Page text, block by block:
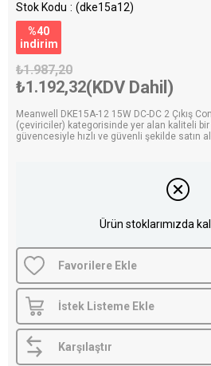
Stok Kodu
(dke15a12)
%40
i̇ndirim
₺1.987,20
₺1.192,32(KDV Dahil)
Meanwell DKE15A-12 15W DC-DC 2 Çıkış
(çeviriciler) kategorisinde yer alan kaliteli bir
güvencesiyle hızlı ve güvenli şekilde satın
Ürün stoklarımızda
Favorilere Ekle
İstek Listeme Ekle
Karşılaştır